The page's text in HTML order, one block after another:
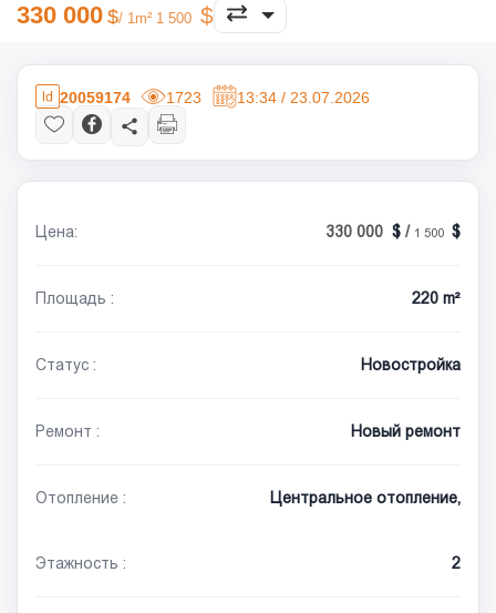
330 000 / 1m² 1 500
20059174 1723 13:34 / 23.07.2026
Цена: 330 000 / 1 500
Площадь : 220 m²
Статус : Новостройка
Ремонт : Новый ремонт
Отопление : Центральное отопление,
Этажность : 2